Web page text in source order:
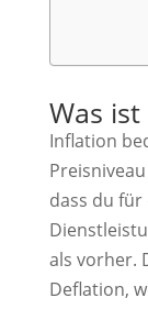
Was
Inflation
dass du
als vorher.
Deflation,